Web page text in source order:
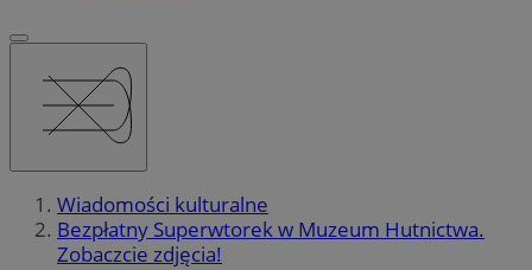
Wiadomości kulturalne
Bezpłatny Superwtorek w Muzeum Hutnictwa.
Zobaczcie zdjęcia!